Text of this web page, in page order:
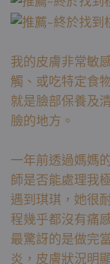
我的皮膚非常敏
觸、或吃特定食
就是臉部保養及
臉的地方。
一年前透過媽媽
師是否能處理我
遇到琪琪，她很
程幾乎都沒有痛
最驚訝的是做完
炎，皮膚狀況明